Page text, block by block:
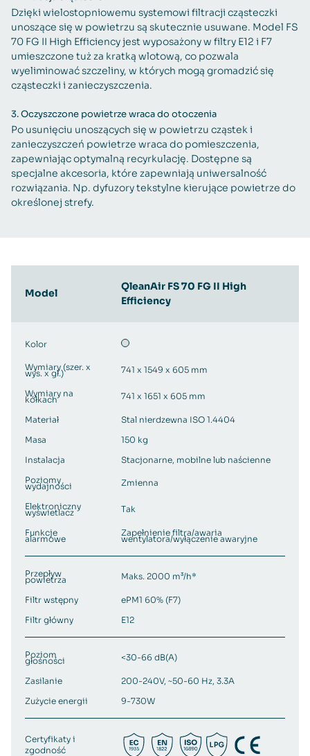
Dzięki wielostopniowemu systemowi filtracji cząsteczki
unoszące się w powietrzu są skutecznie usuwane. Model FS
70 FG II High Efficiency jest wyposażony w filtry E12 i F7
umieszczone tuż za kratką wlotową, co pozwala
wyeliminować szczeliny, w których mogą gromadzić się
cząsteczki i zanieczyszczenia.
3.Oczyszczone powietrze wraca do otoczenia
Po usunięciu unoszących się w powietrzu cząstek i
zanieczyszczeń powietrze wraca do pomieszczenia,
zapewniając optymalną recyrkulację. Dostępne są
specjalne akcesoria, które zapewniają uniwersalność
rozwiązania. Np. dyfuzory tekstylne kierujące powietrze do
określonej strefy.
Model
QleanAir FS 70 FG II High
Efficiency
Kolor
Wymiary (szer. x
wys. x gł.) 741 x 1549 x 605 mm
Wymiary na
kółkach 741 x 1651 x 605 mm
Materiał
Stal nierdzewna ISO 1.4404
Masa
150 kg
Instalacja
Stacjonarne, mobilne lub naścienne
Poziomy
wydajności Zmienna
Elektroniczny
wyświetlacz Tak
Funkcje
alarmowe
Zapełnienie filtra/awaria
wentylatora/wyłączenie awaryjne
Przepływ
powietrza Maks. 2000 m³/h*
Filtr wstępny
ePM1 60% (F7)
Filtr główny
E12
Poziom
głośności <30-66 dB(A)
Zasilanie
200-240V, ~50-60 Hz, 3.3A
Zużycie energii
9-730W
Certyfikaty i
zgodność